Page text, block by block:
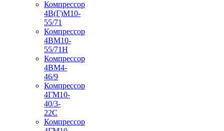
Компрессор
4В(Г)М10-
55/71
Компрессор
4ВМ10-
55/71Н
Компрессор
4ВМ4-
46/9
Компрессор
4ГМ10-
40/3-
22С
Компрессор